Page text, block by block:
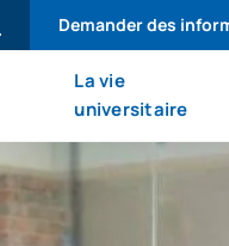
Demander des
La vie
universitaire